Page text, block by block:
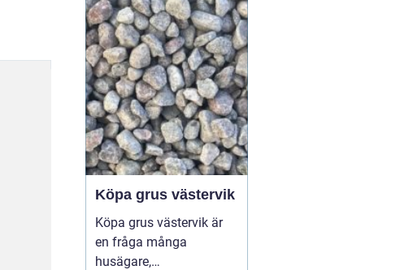
Köpa grus västervik
Köpa grus västervik är
en fråga många
husägare,